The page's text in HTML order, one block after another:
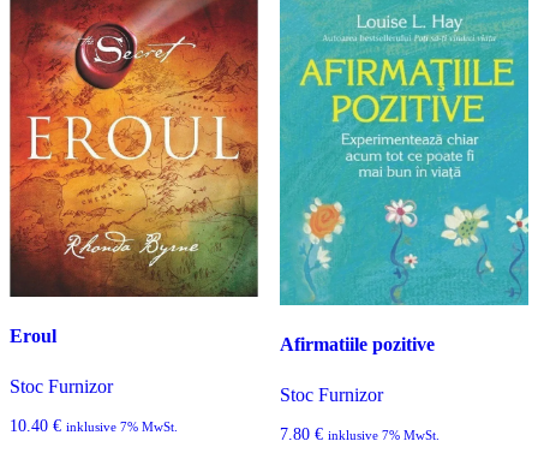
Eroul
Stoc Furnizor
10.40 € inklusive 7% MwSt.
Afirmatiile pozitive
Stoc Furnizor
7.80 € inklusive 7% MwSt.